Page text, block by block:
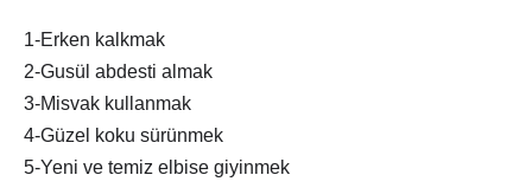
1-Erken kalkmak
2-Gusül abdesti almak
3-Misvak kullanmak
4-Güzel koku sürünmek
5-Yeni ve temiz elbise giyinmek